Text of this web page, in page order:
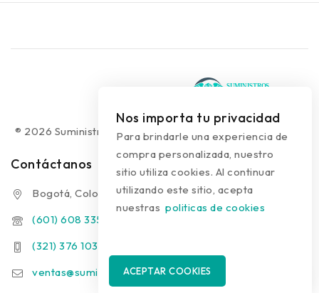
® 2026 Suministros Médicos Diseño web: colguía.com.co
Contáctanos
Bogotá, Colombia
(601) 608 3354
(321) 376 1031 - (313) 289 9910
ventas@suministrosmedicos.co
Nos importa tu privacidad
Para brindarle una experiencia de
compra personalizada, nuestro
sitio utiliza cookies. Al continuar
utilizando este sitio, acepta
nuestras politicas de cookies
ACEPTAR COOKIES